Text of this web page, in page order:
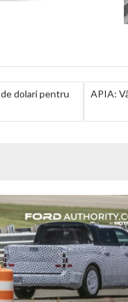
dolari pentru
APIA: